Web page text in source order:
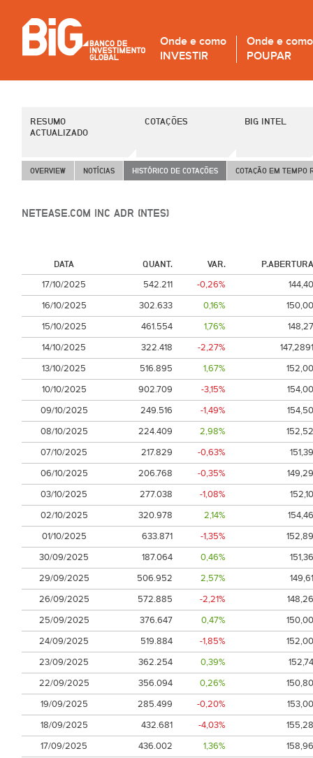
Onde e como
INVESTIR
Onde e como
POUPAR
RESUMO
ACTUALIZADO
COTAÇÕES BIG INTEL
OVERVIEW NOTÍCIAS HISTÓRICO DE COTAÇÕES COTAÇÃO EM TEMPO
NETEASE.COM INC ADR (NTES)
DATA QUANT. VAR.
P.ABERTURA
17/10/2025
542.211 -0,26%
144,40
16/10/2025
302.633 0,16%
150,00
15/10/2025
461.554 1,76%
148,27
14/10/2025
322.418 -2,27%
147,2891
13/10/2025
516.895 1,67%
152,00
10/10/2025
902.709 -3,15%
154,00
09/10/2025
249.516 -1,49%
154,50
08/10/2025
224.409 2,98%
152,52
07/10/2025
217.829 -0,63%
151,39
06/10/2025
206.768 -0,35%
149,29
03/10/2025
277.038 -1,08%
152,10
02/10/2025
320.978 2,14%
154,46
01/10/2025
633.871 -1,35%
152,89
30/09/2025
187.064 0,46%
151,36
29/09/2025
506.952 2,57%
149,61
26/09/2025
572.885 -2,21%
148,26
25/09/2025
376.647 0,47%
150,00
24/09/2025
519.884 -1,85%
152,00
23/09/2025
362.254 0,39%
152,74
22/09/2025
356.094 0,26%
150,80
19/09/2025
285.499 -0,20%
153,00
18/09/2025
432.681 -4,03%
155,28
17/09/2025
436.002 1,36%
158,96